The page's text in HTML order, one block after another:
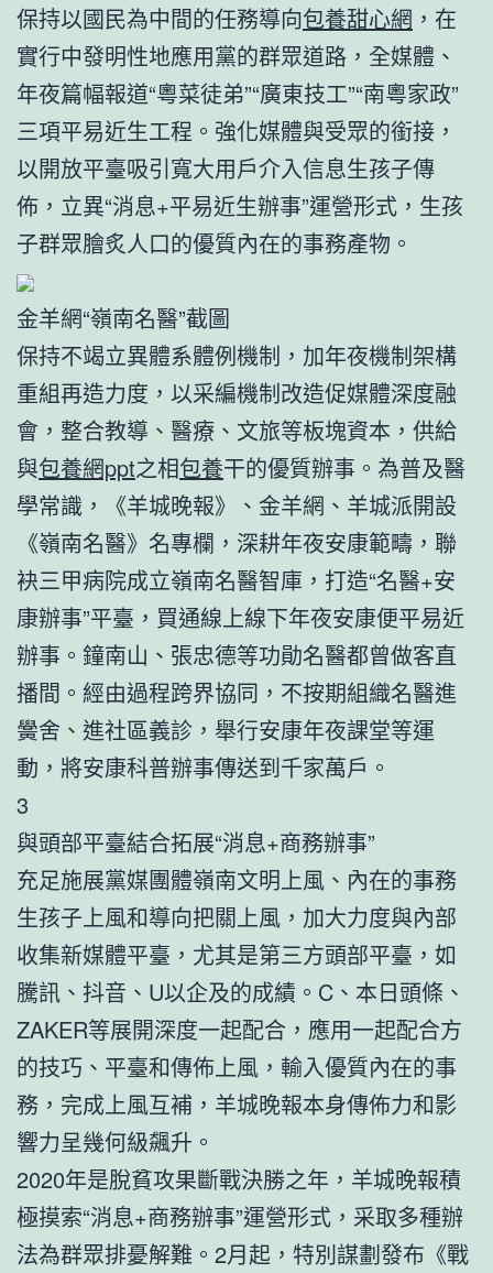
保持以國民為中間的任務導向包養甜心網 ，在
實行中發明性地應用黨的群眾道路，全媒體、
年夜篇幅報道“粵菜徒弟”“廣東技工”“南粵家政”
三項平易近生工程。強化媒體與受眾的銜接，
以開放平臺吸引寬大用戶介入信息生孩子傳
佈，立異“消息+平易近生辦事”運營形式，生孩
子群眾膾炙人口的優質內在的事務產物。
金羊網“嶺南名醫”截圖
保持不竭立異體系體例機制，加年夜機制架構
重組再造力度，以采編機制改造促媒體深度融
會，整合教導、醫療、文旅等板塊資本，供給
與包養網ppt之相包養干的優質辦事。為普及醫
學常識，《羊城晚報》、金羊網、羊城派開設
《嶺南名醫》名專欄，深耕年夜安康範疇，聯
袂三甲病院成立嶺南名醫智庫，打造“名醫+安
康辦事”平臺，買通線上線下年夜安康便平易近
辦事。鐘南山、張忠德等功勛名醫都曾做客直
播間。經由過程跨界協同，不按期組織名醫進
黌舍、進社區義診，舉行安康年夜課堂等運
動，將安康科普辦事傳送到千家萬戶。
3
與頭部平臺結合拓展“消息+商務辦事”
充足施展黨媒團體嶺南文明上風、內在的事務
生孩子上風和導向把關上風，加大力度與內部
收集新媒體平臺，尤其是第三方頭部平臺，如
騰訊、抖音、U以企及的成績。C、本日頭條、
ZAKER等展開深度一起配合，應用一起配合方
的技巧、平臺和傳佈上風，輸入優質內在的事
務，完成上風互補，羊城晚報本身傳佈力和影
響力呈幾何級飆升。
2020年是脫貧攻果斷戰決勝之年，羊城晚報積
極摸索“消息+商務辦事”運營形式，采取多種辦
法為群眾排憂解難。2月起，特別謀劃發布《戰